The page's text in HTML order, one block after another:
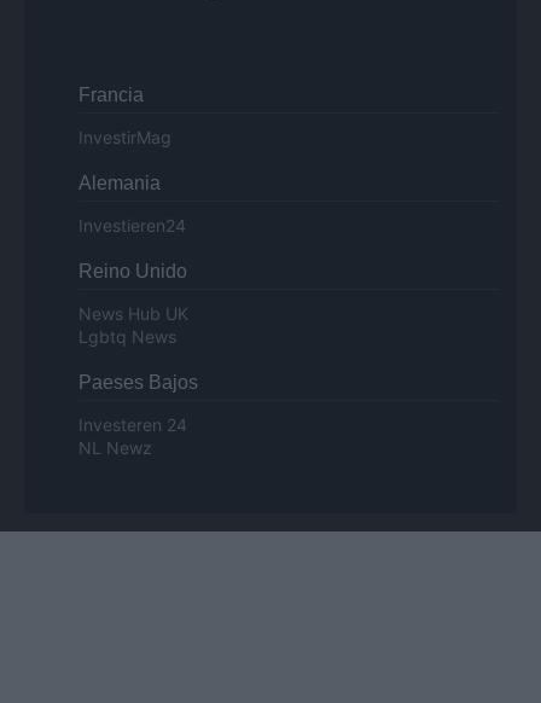
Francia
InvestirMag
Alemania
Investieren24
Reino Unido
News Hub UK
Lgbtq News
Paeses Bajos
Investeren 24
NL Newz